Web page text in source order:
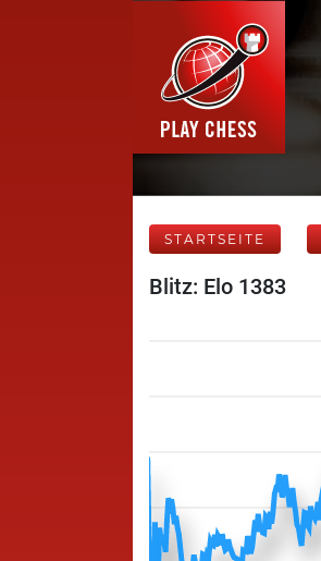
STARTSEITE
Blitz: Elo 1383